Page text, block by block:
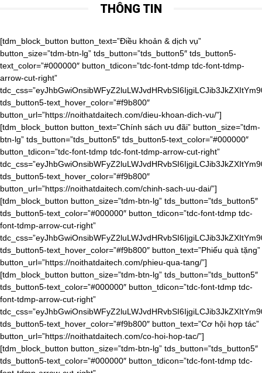
THÔNG TIN
[tdm_block_button button_text=”Điều khoản & dịch vụ” button_size=”tdm-btn-lg” tds_button=”tds_button5″ tds_button5-text_color=”#000000″ button_tdicon=”tdc-font-tdmp tdc-font-tdmp-arrow-cut-right” tdc_css=”eyJhbGwiOnsibWFyZ2luLWJvdHRvbSI6IjgiLCJib3JkZXItYm90dG9tLXdpZHRoIjoiMSIsInBhZGRpbmctYm90dG9tIjoiMTAiLCJib3JkZXItc3R5bGUiOiJkYXNoZWQiLCJib3JkZXItY29sb3IiOiJyZ2JhKDAsMCwwLDAuMDYpIiwiZGlzcGxheSI6IiJ9LCJwaG9uZSI6eyJjb250ZW50LWgtYWxpZ24iOiJjb250ZW50LWhvcml6LWNlbnRlciIsImRpc3BsYXkiOiIifSwicGhvbmVfbWF4X3dpZHRoIjo3Njd9″ tds_button5-text_hover_color=”#f9b800″ button_url=”https://noithatdaitech.com/dieu-khoan-dich-vu/”][tdm_block_button button_text=”Chính sách ưu đãi” button_size=”tdm-btn-lg” tds_button=”tds_button5″ tds_button5-text_color=”#000000″ button_tdicon=”tdc-font-tdmp tdc-font-tdmp-arrow-cut-right” tdc_css=”eyJhbGwiOnsibWFyZ2luLWJvdHRvbSI6IjgiLCJib3JkZXItYm90dG9tLXdpZHRoIjoiMSIsInBhZGRpbmctYm90dG9tIjoiMTAiLCJib3JkZXItc3R5bGUiOiJkYXNoZWQiLCJib3JkZXItY29sb3IiOiJyZ2JhKDAsMCwwLDAuMDYpIiwiZGlzcGxheSI6IiJ9LCJwaG9uZSI6eyJjb250ZW50LWgtYWxpZ24iOiJjb250ZW50LWhvcml6LWNlbnRlciIsImRpc3BsYXkiOiIifSwicGhvbmVfbWF4X3dpZHRoIjo3Njd9″ tds_button5-text_hover_color=”#f9b800″ button_url=”https://noithatdaitech.com/chinh-sach-uu-dai/”][tdm_block_button button_size=”tdm-btn-lg” tds_button=”tds_button5″ tds_button5-text_color=”#000000″ button_tdicon=”tdc-font-tdmp tdc-font-tdmp-arrow-cut-right” tdc_css=”eyJhbGwiOnsibWFyZ2luLWJvdHRvbSI6IjgiLCJib3JkZXItYm90dG9tLXdpZHRoIjoiMSIsInBhZGRpbmctYm90dG9tIjoiMTAiLCJib3JkZXItc3R5bGUiOiJkYXNoZWQiLCJib3JkZXItY29sb3IiOiJyZ2JhKDAsMCwwLDAuMDYpIiwiZGlzcGxheSI6IiJ9LCJwaG9uZSI6eyJjb250ZW50LWgtYWxpZ24iOiJjb250ZW50LWhvcml6LWNlbnRlciIsImRpc3BsYXkiOiIifSwicGhvbmVfbWF4X3dpZHRoIjo3Njd9″ tds_button5-text_hover_color=”#f9b800″ button_text=”Phiếu quà tặng” button_url=”https://noithatdaitech.com/phieu-qua-tang/”][tdm_block_button button_size=”tdm-btn-lg” tds_button=”tds_button5″ tds_button5-text_color=”#000000″ button_tdicon=”tdc-font-tdmp tdc-font-tdmp-arrow-cut-right” tdc_css=”eyJhbGwiOnsibWFyZ2luLWJvdHRvbSI6IjgiLCJib3JkZXItYm90dG9tLXdpZHRoIjoiMSIsInBhZGRpbmctYm90dG9tIjoiMTAiLCJib3JkZXItc3R5bGUiOiJkYXNoZWQiLCJib3JkZXItY29sb3IiOiJyZ2JhKDAsMCwwLDAuMDYpIiwiZGlzcGxheSI6IiJ9LCJwaG9uZSI6eyJjb250ZW50LWgtYWxpZ24iOiJjb250ZW50LWhvcml6LWNlbnRlciIsImRpc3BsYXkiOiIifSwicGhvbmVfbWF4X3dpZHRoIjo3Njd9″ tds_button5-text_hover_color=”#f9b800″ button_text=”Cơ hội hợp tác” button_url=”https://noithatdaitech.com/co-hoi-hop-tac/”][tdm_block_button button_size=”tdm-btn-lg” tds_button=”tds_button5″ tds_button5-text_color=”#000000″ button_tdicon=”tdc-font-tdmp tdc-font-tdmp-arrow-cut-right” tdc_css=”eyJhbGwiOnsibWFyZ2luLWJvdHRvbSI6IjgiLCJib3JkZXItYm90dG9tLXdpZHRoIjoiMSIsInBhZGRpbmctYm90dG9tIjoiMTAiLCJib3JkZXItc3R5bGUiOiJkYXNoZWQiLCJib3JkZXItY29sb3IiOiJyZ2JhKDAsMCwwLDAuMDYpIiwiZGlzcGxheSI6IiJ9LCJwaG9uZSI6eyJjb250ZW50LWgtYWxpZ24iOiJjb250ZW50LWhvcml6LWNlbnRlciIsImRpc3BsYXkiOiIifSwicGhvbmVfbWF4X3dpZHRoIjo3Njd9″ tds_button5-text_hover_color=”#f9b800″ button_text=”Thanh toán đảm bảo” button_url=”https://noithatdaitech.com/thanh-toan-dam-bao/”][tdm_block_button button_size=”tdm-btn-lg” tds_button=”tds_button5″ tds_button5-text_color=”#000000″ button_tdicon=”tdc-font-tdmp tdc-font-tdmp-arrow-cut-right” tdc_css=”eyJhbGwiOnsibWFyZ2luLWJvdHRvbSI6IjgiLCJib3JkZXItYm90dG9tLXdpZHRoIjoiMSIsInBhZGRpbmctYm90dG9tIjoiMTAiLCJib3JkZXItc3R5bGUiOiJkYXNoZWQiLCJib3JkZXItY29sb3IiOiJyZ2JhKDAsMCwwLDAuMDYpIiwiZGlzcGxheSI6IiJ9LCJwaG9uZSI6eyJjb250ZW50LWgtYWxpZ24iOiJjb250ZW50LWhvcml6LWNlbnRlciIsImRpc3BsYXkiOiIifSwicGhvbmVfbWF4X3dpZHRoIjo3Njd9″ tds_button5-text_hover_color=”#f9b800″ button_text=”Thời gian và chi phí giao hàng” button_url=”https://noithatdaitech.com/thoi-gian-va-chi-phi-giao-hang/”][tdm_block_button button_size=”tdm-btn-lg” tds_button=”tds_button5″ tds_button5-text_color=”#000000″ button_tdicon=”tdc-font-tdmp tdc-font-tdmp-arrow-cut-right” tdc_css=”eyJhbGwiOnsibWFyZ2luLWJvdHRvbSI6IjgiLCJib3JkZXItYm90dG9tLXdpZHRoIjoiMSIsInBhZGRpbmctYm90dG9tIjoiMTAiLCJib3JkZXItc3R5bGUiOiJkYXNoZWQiLCJib3JkZXItY29sb3IiOiJyZ2JhKDAsMCwwLDAuMDYpIiwiZGlzcGxheSI6IiJ9LCJwaG9uZSI6eyJjb250ZW50LWgtYWxpZ24iOiJjb250ZW50LWhvcml6LWNlbnRlciIsImRpc3BsYXkiOiIifSwicGhvbmVfbWF4X3dpZHRoIjo3Njd9″ tds_button5-text_hover_color=”#f9b800″ button_text=”Hoàn trả & đổi trả” button_url=”https://noithatdaitech.com/hoan-tra-doi-tra/”][tdm_block_button button_size=”tdm-btn-lg” tds_button=”tds_button5″ tds_button5-text_color=”#000000″ button_tdicon=”tdc-font-tdmp tdc-font-tdmp-arrow-cut-right” tdc_css=”eyJhbGwiOnsibWFyZ2luLWJvdHRvbSI6IjgiLCJwYWRkaW5nLWJvdHRvbSI6IjEwIiwiZGlzcGxheSI6IiJ9LCJwaG9uZSI6eyJjb250ZW50LWgtYWxpZ24iOiJjb250ZW50LWhvcml6LWNlbnRlciIsImRpc3BsYXkiOiIifSwicGhvbmVfbWF4X3dpZHRoIjo3Njd9″ tds_button5-text_hover_color=”#f9b800″ button_text=”Chính sách bảo mật” button_url=”https://noithatdaitech.com/chinh-sach-bao-mat/”][/vc_column_inner][vc_column_inner width=”1/3″ tdc_css=”eyJwb3J0cmFpdCI6eyJwYWRkaW5nLXRvcCI6IjQwIiwid2lkdGgiOiIxMDAlIiwiZGlzcGxheSI6IiJ9LCJwb3J0cmFpdF9tYXhfd2lkdGgiOjEwMTgsInBvcnRyYWl0X21pbl93aWR0aCI6NzY4fQ==”][tdm_block_column_title title_text=”RyVFMSVCQiU4Q0klMjBOR0FZJTIwQ0hPJTIwQ0glQzMlOUFORyUyMFQlQzMlOTRJJTIwMjQlMkY3″ title_tag=”h4″ title_size=”tdm-title-sm” content_align_horizontal=”content-horiz-center” tdc_css=”eyJhbGwiOnsibWFyZ2luLXRvcCI6Ii0xMCIsIm1hcmdpbi1ib3R0b20iOiItMTAiLCJ6LWluZGV4IjoiMiIsImRpc3BsYXkiOiIifSwicG9ydHJhaXQiOnsiY29udGVudC1oLWFsaWduIjoiY29udGVudC1ob3Jpei1jZW50ZXIiLCJkaXNwbGF5IjoiIn0sInBvcnRyYWl0X21heF93aWR0aCI6MTAxOCwicG9ydHJhaXRfbWluX3dpZHRoIjo3NjgsInBob25lIjp7Im1hcmdpbi10b3AiOiIxMCIsImNvbnRlbnQtaC1hbGlnbiI6ImNvbnRlbnQtaG9yaXotcmlnaHQiLCJkaXNwbGF5IjoiIn0sInBob25lX21heF93aWR0aCI6NzY3fQ==”][tdm_block_column_title title_text=”JTNDYSUyMGhyZWYlM0QlMjJ0ZWwlM0EwOTgxNTUxODU1JTIyJTNFJTNDc3BhbiUyMHN0eWxlJTNEJTIyZm9udC1zaXplJTNBMzRweCUzQiUyMGZvbnQtd2VpZ2h0JTNBJTIwNjAwJTNCJTIyJTNFKCUyQjg0KSUyMDk4JTIwMTU1MSUyMDg1NSUzQyUyRnNwYW4lM0UlM0MlMkZhJTNF” title_tag=”h4″ title_size=”tdm-title-md” content_align_horizontal=”content-horiz-center” tdc_css=”eyJhbGwiOnsiei1pbmRleCI6IjIiLCJkaXNwbGF5IjoiIn0sImxhbmRzY2FwZSI6eyJtYXJnaW4tbGVmdCI6Ii00MCIsIndpZHRoIjoiYXV0byIsImNvbnRlbnQtaC1hbGlnbiI6ImNvbnRlbnQtaG9yaXotcmlnaHQiLCJkaXNwbGF5IjoiYmxvY2sifSwibGFuZHNjYXBlX21heF93aWR0aCI6MTE0MCwibGFuZHNjYXBlX21pbl93aWR0aCI6MTAxOSwicG9ydHJhaXQiOnsiY29udGVudC1oLWFsaWduIjoiY29udGVudC1ob3Jpei1jZW50ZXIiLCJkaXNwbGF5IjoiIn0sInBvcnRyYWl0X21heF93aWR0aCI6MTAxOCwicG9ydHJhaXRfbWluX3dpZHRoIjo3Njh9″][vc_raw_html]JTNDaWZyYW1lJTIwc3JjJTNEJTIyaHR0cHMlM0ElMkYlMkZ3d3cuZmFjZWJvb2suY29tJTJGcGx1Z2lucyUyRnBhZ2UucGhwJTNGaHJlZiUzRGh0dHBzJTI1M0ElMjUyRiUyNTJGd3d3LmZhY2Vib29rLmNvbSUyNTJGbm9pdGhhdGRhaXRlY2gudm4lMjZ0YWJzJTNEbWVzc2FnZXMlMjZ3aWR0aCUzRDM0MCUyNmhlaWdodCUzRDQwMCUyNnNtYWxsX2hlYWRlciUzRGZhbHNlJTI2YWRhcHRfY29udGFpbmVyX3dpZHRoJTNEdHJ1ZSUyNmhpZGVfY292ZXIlM0RmYWxzZSUyNnNob3dfZmFjZXBpbGUlM0R0cnVlJTI2YXBwSWQlMjIlMjB3aWR0aCUzRCUyMjM0MCUyMiUyMGhlaWdodCUzRCUyMjQwMCUyMiUyMHN0eWxlJTNEJTIyYm9yZGVyJTNBbm9uZSUzQm92ZXJmbG93JTNBaGlkZGVuJTIyJTIwc2Nyb2xsaW5nJTNEJTIybm8lMjIlMjBmcmFtZWJvcmRlciUzRCUyMjAlMjIlMjBhbGxvd1RyYW5zcGFyZW5jeSUzRCUyMnRydWUlMjIlMjBhbGxvdyUzRCUyMmVuY3J5cHRlZC1tZWRpYSUyMiUzRSUzQyUyRmlmcmFtZSUzRQ==[/vc_raw_html][/vc_column_inner][/vc_row_inner][vc_row_inner tdc_css=”eyJhbGwiOnsibWFyZ2luLXRvcCI6IjIwIiwibWFyZ2luLWJvdHRvbSI6IjIwIiwicGFkZGluZy10b3AiOiIyMCIsInBhZGRpbmctYm90dG9tIjoiMjAiLCJiYWNrZ3JvdW5kLWltYWdlIjoidXJsKFwiaHR0cHM6Ly9ub2l0aGF0ZGFpdGVjaC5jb20vd3AtY29udGVudC91cGxvYWRzLzIwMTkvMDMveHh4X2RvdHNfeHh4LnBuZ1wiKSIsImJhY2tncm91bmQtc3R5bGUiOiJyZXBlYXQiLCJvcGFjaXR5IjoiMC4xIiwiei1pbmRleCI6IjIiLCJjb250ZW50LWgtYWxpZ24iOiJjb250ZW50LWhvcml6LWNlbnRlciIsImRpc3BsYXkiOiIifX0=”][vc_column_inner][tdm_block_icon_box tdicon_id=”tdc-font-tdmp tdc-font-tdmp-old-phone” icon_padding=”1″ title_tag=”h4″ title_size=”tdm-title-xxsm” description=”JTNDYSUyMGhyZWYlM0QlMjJ0ZWwlM0EwOTgxNTUxODU1JTIyJTNFJTNDc3BhbiUyMHN0eWxlJTNEJTIyY29sb3IlM0ElMjAlMjMwMDAlM0IlMjIlM0UoJTJCODQpJTIwOTglMjAxNTUxJTIwODU1JTNDJTJGc3BhbiUzRSUzQyUyRmElM0U=” button_size=”tdm-btn-md” button_tdicon=”tdc-font-fa tdc-font-fa-long-arrow-right” tds_button=”tds_button3″ content_align_horizontal=”content-horiz-left” tds_icon_box=”tds_icon_box2″ tds_icon_box2-title_top_space=”-3″ title_text=”SG90bGluZSUzQQ==” tdc_css=”eyJhbGwiOnsibWFyZ2luLXJpZ2h0IjoiNTAiLCJtYXJnaW4tYm90dG9tIjoiMCIsIm1hcmdpbi1sZWZ0IjoiNTAiLCJ3aWR0aCI6IjIyMCIsImRpc3BsYXkiOiJpbmxpbmUtYmxvY2sifSwibGFuZHNjYXBlIjp7Im1hcmdpbi1yaWdodCI6IjIwIiwibWFyZ2luLWxlZnQiOiIyMCIsImRpc3BsYXkiOiJpbmxpbmUtYmxvY2sifSwibGFuZHNjYXBlX21heF93aWR0aCI6MTE0MCwibGFuZHNjYXBlX21pbl93aWR0aCI6MTAxOSwicG9ydHJhaXQiOnsibWFyZ2luLWJvdHRvbSI6IjIwIiwibWFyZ2luLWxlZnQiOiIwIiwiZGlzcGxheSI6IiJ9LCJwb3J0cmFpdF9tYXhfd2lkdGgiOjEwMTgsInBvcnRyYWl0X21pbl93aWR0aCI6NzY4LCJwaG9uZSI6eyJtYXJnaW4tcmlnaHQiOiIwIiwibWFyZ2luLWJvdHRvbSI6IjIwIiwibWFyZ2luLWxlZnQiOiIwIiwiZGlzcGxheSI6IiJ9LCJwaG9uZV9tYXhfd2lkdGgiOjc2N30=” tds_icon_box2-description_bottom_space=”0″ tds_icon_box2-title_bottom_space=”-24″ tds_icon1-color=”eyJ0eXBlIjoiZ3JhZGllbnQiLCJjb2xvcjEiOiIjZjliODAwIiwiY29sb3IyIjoiI2ZjZDIwMCIsIm1peGVkQ29sb3JzIjpbXSwiZGVncmVlIjoiOTAiLCJjc3MiOiJiYWNrZ3JvdW5kOiAtd2Via2l0LWxpbmVhci1ncmFkaWVudCg5MGRlZywjZmNkMjAwLCNmOWI4MDApO2JhY2tncm91bmQ6IGxpbmVhci1ncmFkaWVudCg5MGRlZywjZmNkMjAwLCNmOWI4MDApOyIsImNzc1BhcmFtcyI6IjkwZGVnLCNmY2QyMDAsI2Y5YjgwMCJ9″ tds_title1-title_color=”#606060″ tds_icon_box2-icon_box_description_color=”#000000″][tdm_block_icon_box tdicon_id=”tdc-font-tdmp tdc-font-tdmp-24h” icon_padding=”1″ title_tag=”h4″ title_size=”tdm-title-xxsm” description=”VDIlMjAtJTIwVDclM0ElMjAwOCUzQTAwJTIwLSUyMDE3JTNBMDA=” button_size=”tdm-btn-md” button_tdicon=”tdc-font-fa tdc-font-fa-long-arrow-right” tds_button=”tds_button3″ content_align_horizontal=”content-horiz-left” tds_icon_box=”tds_icon_box2″ tds_icon_box2-title_top_space=”-3″ title_text=”R2klRTElQkIlOUQlMjBsJUMzJUEwbSUyMHZpJUUxJUJCJTg3YyUzQQ==” tdc_css=”eyJhbGwiOnsibWFyZ2luLXJpZ2h0IjoiNTAiLCJtYXJnaW4tYm90dG9tIjoiMCIsIm1hcmdpbi1sZWZ0IjoiNTAiLCJ3aWR0aCI6IjIzMCIsImRpc3BsYXkiOiJpbmxpbmUtYmxvY2sifSwibGFuZHNjYXBlIjp7Im1hcmdpbi1yaWdodCI6IjIwIiwibWFyZ2l